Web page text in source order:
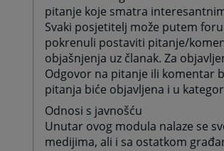
pitanje koje smatra
Svaki posjetitelj može putem
pokrenuli postaviti pitanje/
objašnjenja uz članak. Za
Odgovor na pitanje ili komentar
pitanja biće objavljena i u
Odnosi s javnošću
Unutar ovog modula nalaze se
medijima, ali i sa ostatkom